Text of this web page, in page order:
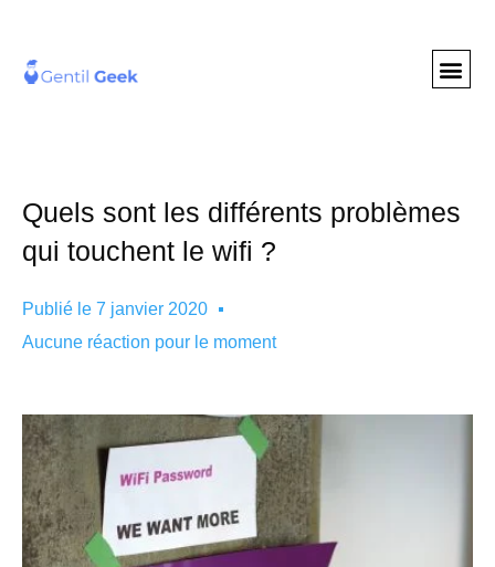
Quels sont les différents problèmes
qui touchent le wifi ?
Publié le 7 janvier 2020
Aucune réaction pour le moment